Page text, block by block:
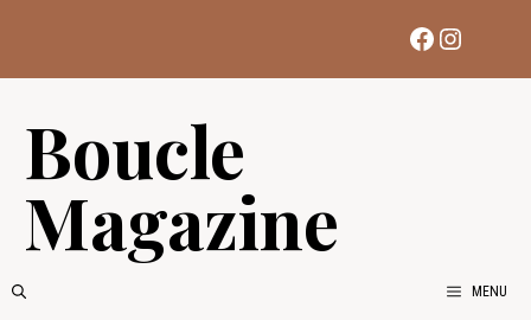
contenu
Facebook
Boucle
Magazine
MENU